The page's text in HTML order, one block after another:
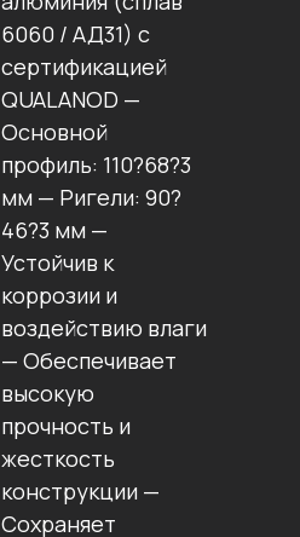
6060 / АД31) с
сертификацией
QUALANOD —
Основной
профиль: 110?68?3
мм — Ригели: 90?
46?3 мм —
Устойчив к
коррозии и
воздействию влаги
— Обеспечивает
высокую
прочность и
жесткость
конструкции —
Сохраняет